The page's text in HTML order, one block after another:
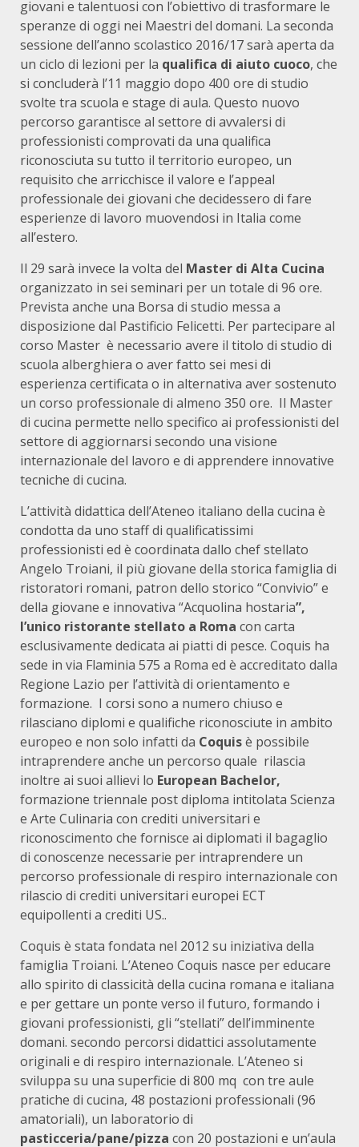
giovani e talentuosi con l’obiettivo di trasformare le
speranze di oggi nei Maestri del domani. La seconda
sessione dell’anno scolastico 2016/17 sarà aperta da
un ciclo di lezioni per la qualifica di aiuto cuoco, che
si concluderà l’11 maggio dopo 400 ore di studio
svolte tra scuola e stage di aula. Questo nuovo
percorso garantisce al settore di avvalersi di
professionisti comprovati da una qualifica
riconosciuta su tutto il territorio europeo, un
requisito che arricchisce il valore e l’appeal
professionale dei giovani che decidessero di fare
esperienze di lavoro muovendosi in Italia come
all’estero.
Il 29 sarà invece la volta del Master di Alta Cucina
organizzato in sei seminari per un totale di 96 ore.
Prevista anche una Borsa di studio messa a
disposizione dal Pastificio Felicetti. Per partecipare al
corso Master è necessario avere il titolo di studio di
scuola alberghiera o aver fatto sei mesi di
esperienza certificata o in alternativa aver sostenuto
un corso professionale di almeno 350 ore. Il Master
di cucina permette nello specifico ai professionisti del
settore di aggiornarsi secondo una visione
internazionale del lavoro e di apprendere innovative
tecniche di cucina.
L’attività didattica dell’Ateneo italiano della cucina è
condotta da uno staff di qualificatissimi
professionisti ed è coordinata dallo chef stellato
Angelo Troiani, il più giovane della storica famiglia di
ristoratori romani, patron dello storico “Convivio” e
della giovane e innovativa “Acquolina hostaria”,
l’unico ristorante stellato a Roma con carta
esclusivamente dedicata ai piatti di pesce. Coquis ha
sede in via Flaminia 575 a Roma ed è accreditato dalla
Regione Lazio per l’attività di orientamento e
formazione. I corsi sono a numero chiuso e
rilasciano diplomi e qualifiche riconosciute in ambito
europeo e non solo infatti da Coquisè possibile
intraprendere anche un percorso quale rilascia
inoltre ai suoi allievi lo European Bachelor,
formazione triennale post diploma intitolata Scienza
e Arte Culinaria con crediti universitari e
riconoscimento che fornisce ai diplomati il bagaglio
di conoscenze necessarie per intraprendere un
percorso professionale di respiro internazionale con
rilascio di crediti universitari europei ECT
equipollenti a crediti US..
Coquis è stata fondata nel 2012 su iniziativa della
famiglia Troiani. L’Ateneo Coquis nasce per educare
allo spirito di classicità della cucina romana e italiana
e per gettare un ponte verso il futuro, formando i
giovani professionisti, gli “stellati” dell’imminente
domani. secondo percorsi didattici assolutamente
originali e di respiro internazionale. L’Ateneo si
sviluppa su una superficie di 800 mq con tre aule
pratiche di cucina, 48 postazioni professionali (96
amatoriali), un laboratorio di
pasticceria/pane/pizza con 20 postazioni e un’aula